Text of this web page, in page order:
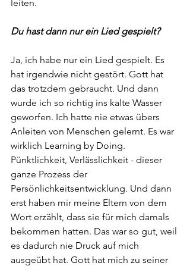
leiten.
Du hast dann nur ein Lied gespielt?
Ja, ich habe nur ein Lied gespielt. Es
hat irgendwie nicht gestört. Gott hat
das trotzdem gebraucht. Und dann
wurde ich so richtig ins kalte Wasser
geworfen. Ich hatte nie etwas übers
Anleiten von Menschen gelernt. Es war
wirklich Learning by Doing.
Pünktlichkeit, Verlässlichkeit - dieser
ganze Prozess der
Persönlichkeitsentwicklung. Und dann
erst haben mir meine Eltern von dem
Wort erzählt, dass sie für mich damals
bekommen hatten. Das war so gut, weil
es dadurch nie Druck auf mich
ausgeübt hat. Gott hat mich zu seiner